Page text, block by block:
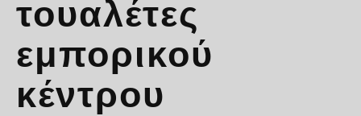
τουαλέτες
εμπορικού
κέντρου